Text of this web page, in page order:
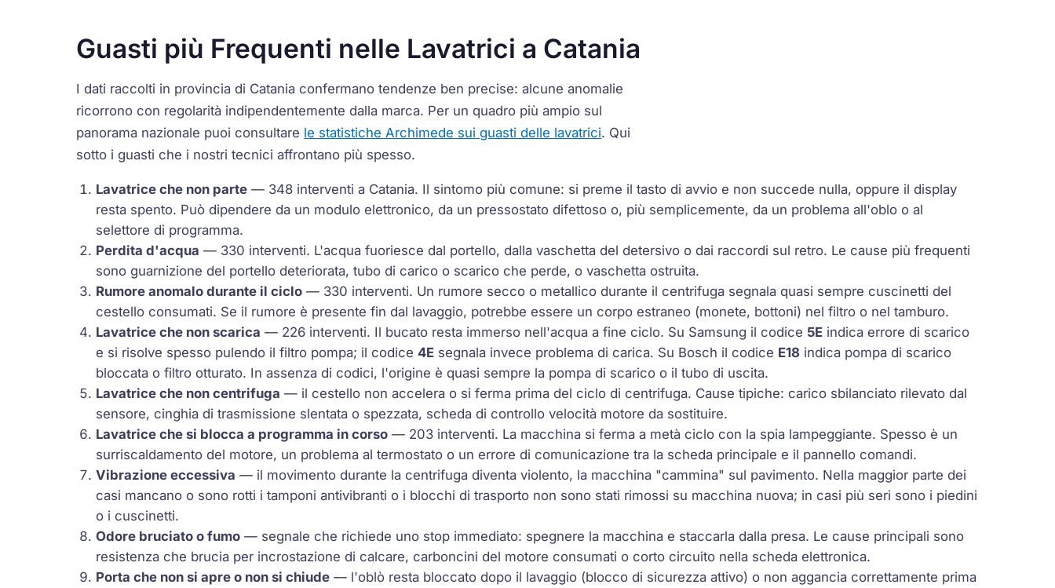
Guasti più Frequenti nelle Lavatrici a Catania
I dati raccolti in provincia di Catania confermano tendenze ben precise: alcune anomalie
ricorrono con regolarità indipendentemente dalla marca. Per un quadro più ampio sul
panorama nazionale puoi consultare le statistiche Archimede sui guasti delle lavatrici. Qui
sotto i guasti che i nostri tecnici affrontano più spesso.
Lavatrice che non parte — 348 interventi a Catania. Il sintomo più comune: si preme il tasto di avvio e non succede nulla, oppure il display
resta spento. Può dipendere da un modulo elettronico, da un pressostato difettoso o, più semplicemente, da un problema all'oblo o al
selettore di programma.
Perdita d'acqua — 330 interventi. L'acqua fuoriesce dal portello, dalla vaschetta del detersivo o dai raccordi sul retro. Le cause più frequenti
sono guarnizione del portello deteriorata, tubo di carico o scarico che perde, o vaschetta ostruita.
Rumore anomalo durante il ciclo — 330 interventi. Un rumore secco o metallico durante il centrifuga segnala quasi sempre cuscinetti del
cestello consumati. Se il rumore è presente fin dal lavaggio, potrebbe essere un corpo estraneo (monete, bottoni) nel filtro o nel tamburo.
Lavatrice che non scarica — 226 interventi. Il bucato resta immerso nell'acqua a fine ciclo. Su Samsung il codice 5E indica errore di scarico
e si risolve spesso pulendo il filtro pompa; il codice4E segnala invece problema di carica. Su Bosch il codice E18 indica pompa di scarico
bloccata o filtro otturato. In assenza di codici, l'origine è quasi sempre la pompa di scarico o il tubo di uscita.
Lavatrice che non centrifuga — il cestello non accelera o si ferma prima del ciclo di centrifuga. Cause tipiche: carico sbilanciato rilevato dal
sensore, cinghia di trasmissione slentata o spezzata, scheda di controllo velocità motore da sostituire.
Lavatrice che si blocca a programma in corso — 203 interventi. La macchina si ferma a metà ciclo con la spia lampeggiante. Spesso è un
surriscaldamento del motore, un problema al termostato o un errore di comunicazione tra la scheda principale e il pannello comandi.
Vibrazione eccessiva — il movimento durante la centrifuga diventa violento, la macchina "cammina" sul pavimento. Nella maggior parte dei
casi mancano o sono rotti i tamponi antivibranti o i blocchi di trasporto non sono stati rimossi su macchina nuova; in casi più seri sono i piedini
o i cuscinetti.
Odore bruciato o fumo — segnale che richiede uno stop immediato: spegnere la macchina e staccarla dalla presa. Le cause principali sono
resistenza che brucia per incrostazione di calcare, carboncini del motore consumati o corto circuito nella scheda elettronica.
Porta che non si apre o non si chiude — l'oblò resta bloccato dopo il lavaggio (blocco di sicurezza attivo) o non aggancia correttamente prima